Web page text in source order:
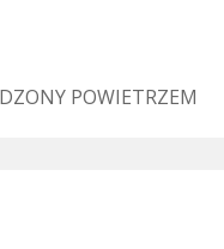
POWIETRZEM